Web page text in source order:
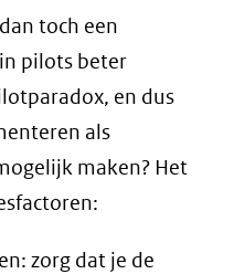
toch een
pilots beter
en dus
als
maken? Het
zorg dat je de